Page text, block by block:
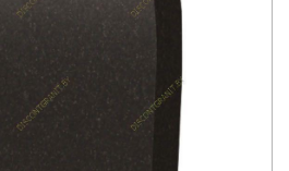
Магазины